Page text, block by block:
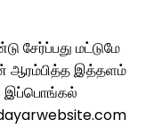
மட்டுமே
ஆரம்பித்த இத்தளம்
இப்பொங்கல்